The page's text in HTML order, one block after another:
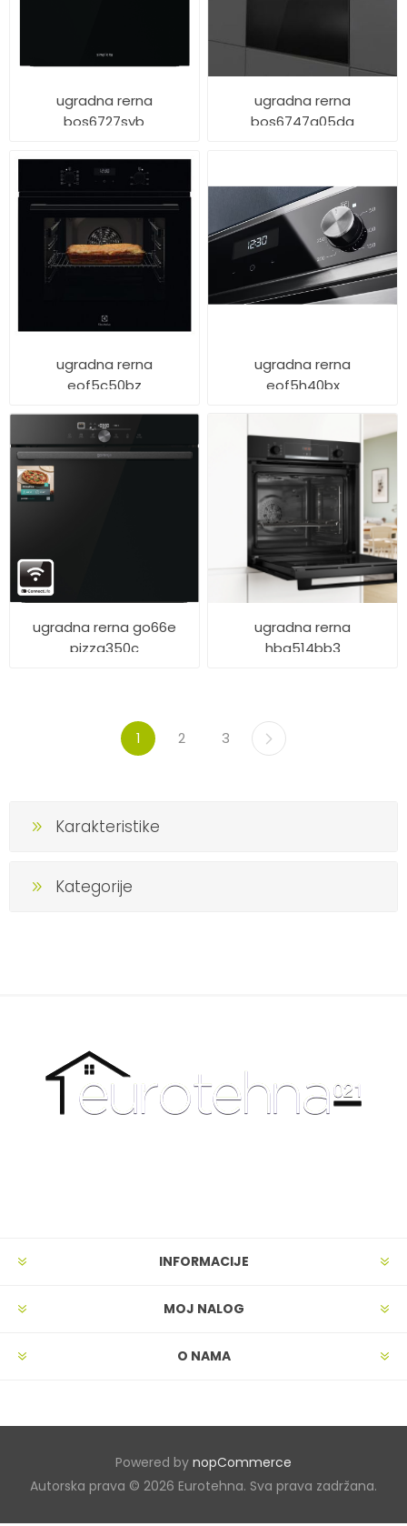
ugradna rerna
bos6727syb
ugradna rerna
bos6747a05dg
ugradna rerna
eof5c50bz
ugradna rerna
eof5h40bx
ugradna rerna go66e
pizza350c
ugradna rerna
hba514bb3
1 2 3
Karakteristike
Kategorije
INFORMACIJE
MOJ NALOG
O NAMA
Powered by nopCommerce
Autorska prava © 2026 Eurotehna. Sva prava zadržana.